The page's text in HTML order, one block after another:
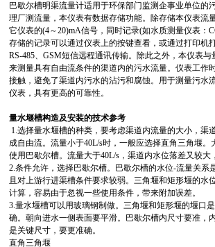
巴歇尔槽明渠流量计适用于环保部门监测企事业单位的
理厂测流量，本仪表有数据存储功能。除存储本仪表流
它仪表的(4～20)mA信号，同时记录(如水质测量仪表：
存储的记录可以通过仪表上的按键查看，或通过打印机
RS-485、GSM短信远程通讯传输。除此之外，本仪表与
来测量具有自由流条件的渠道内的污水流量。仪表工作
接触，避免了渠道内污水的沾污和腐蚀。用于测量污水
仪表，具有更高的可靠性。
量水堰槽构造及安装的技术参考
1.选择量水堰槽的种类，要考虑渠道内流量的大小，渠
成自由流。流量小于40L/s时，一般应选择直角三角堰。
使用巴歇尔槽。流量大于40L/s，渠道内水位落差又较大
2.条件允许，选择巴歇尔槽。巴歇尔槽的水位-流量关系
且对上游行进渠槽条件要求较弱。三角堰和矩形堰的水
计算，容易由于忽视一些使用条件，带来附加误差。
3.量水堰槽可以用玻璃钢制做。三角堰和矩形堰的堰口
确。朝向进水一侧表面要平滑。巴歇尔槽内尺寸要准，
是关键尺寸，要更准确。
直角三角堰